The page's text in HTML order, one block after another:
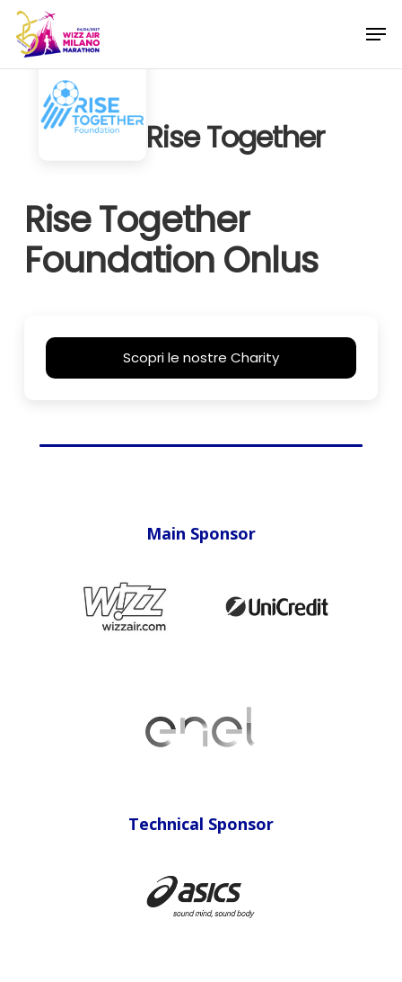
Skip
main
content
Rise Together
Rise Together
Foundation Onlus
Scopri le nostre Charity
Main Sponsor
Technical Sponsor